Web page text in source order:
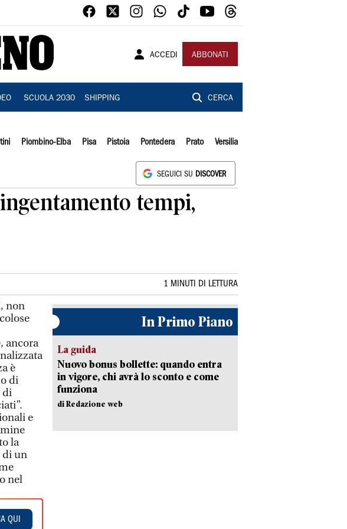
ACCEDI ABBONATI
SCUOLA 2030 SHIPPING CERCA
Piombino-Elba Pisa Pistoia Pontedera Prato Versilia
SEGUICI SU DISCOVER
tempi,
1 MINUTI DI LETTURA
non
ancora
è
di
di
e
la
di un
nel
QUI
In Primo Piano
La guida
Nuovo bonus bollette: quando entra
in vigore, chi avrà lo sconto e come
funziona
di Redazione web